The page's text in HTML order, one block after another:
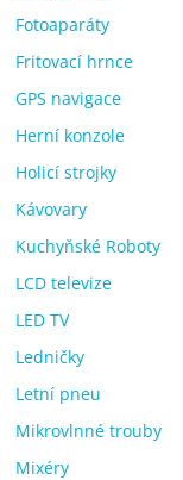
Fotoaparáty
Fritovací hrnce
GPS navigace
Herní konzole
Holicí strojky
Kávovary
Kuchyňské Roboty
LCD televize
LED TV
Ledničky
Letní pneu
Mikrovlnné trouby
Mixéry